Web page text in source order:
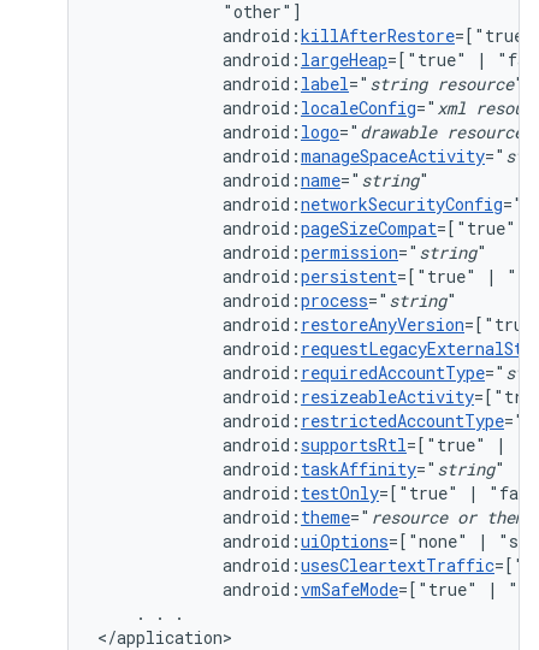
android:killAfterRestore=["true"
android: largeHeap=["true"
|
android: label=" string resource
android: localeConfig=" xml
android: logo=" drawable resource
android:manageSpaceActivity="
android:name=" string
android:networkSecurityConfig="
android:pageSizeCompat=["true"
android:permission=" string
android:persistent=["true"
|
android:process=" string
android: restoreAnyVersion
android:
android: requiredAccountType="
android: resizeableActivity
android: restrictedAccountType="
android:supportsRtl=["true"
|
android: taskAffinity=" string
android: testOnly=["true"
|
android: theme=" resource or theme
android:uiOptions=["none"
|
android:usesCleartextTraffic
android:vmSafeMode=["true" |
.
.
.
</application>